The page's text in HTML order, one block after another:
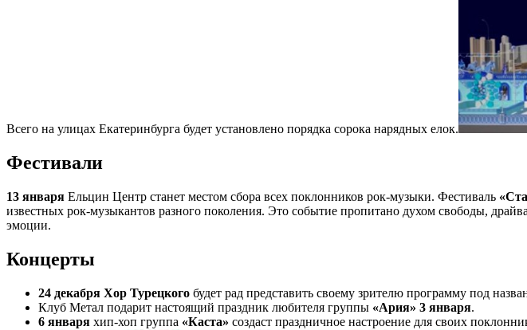
Всего на улицах Екатеринбурга будет установлено порядка сорока нарядных елок.
Фестивали
13 января Ельцин Центр станет местом сбора всех поклонников рок-музыки. Фестиваль
известных рок-музыкантов разного поколения. Это событие пропитано духом свободы,
эмоции.
Концерты
24 декабря Хор Турецкого будет рад представить своему зрителю программу под
Клуб Метал подарит настоящий праздник любителя группы «Ария» 3 января.
6 января хип-хоп группа «Каста» создаст праздничное настроение для своих